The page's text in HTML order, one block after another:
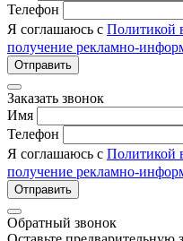
Телефон
Я соглашаюсь с Политикой
получение рекламно-
Отправить
Заказать звонок
Имя
Телефон
Я соглашаюсь с Политикой
получение рекламно-
Отправить
Обратный звонок